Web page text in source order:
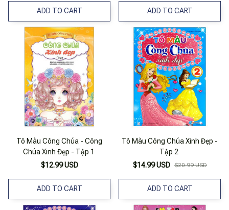
ADD TO CART ADD TO CART
Tô Màu Công Chúa - Công
Chúa Xinh Đẹp - Tập 1
$12.99 USD
ADD TO CART
Tô Màu Công Chúa Xinh Đẹp -
Tập 2
$14.99 USD $20.99 USD
ADD TO CART